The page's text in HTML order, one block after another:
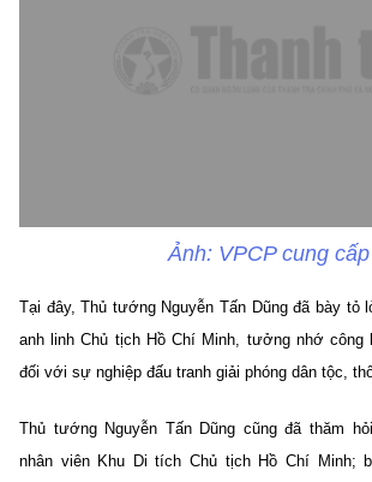
Ảnh: VPCP cung cấp
Tại đây, Thủ tướng Nguyễn Tấn Dũng đã bày tỏ
anh linh Chủ tịch Hồ Chí Minh, tưởng nhớ
đối với sự nghiệp đấu tranh giải phóng dân tộc,
Thủ tướng Nguyễn Tấn Dũng cũng đã thăm
nhân viên Khu Di tích Chủ tịch Hồ Chí Minh;